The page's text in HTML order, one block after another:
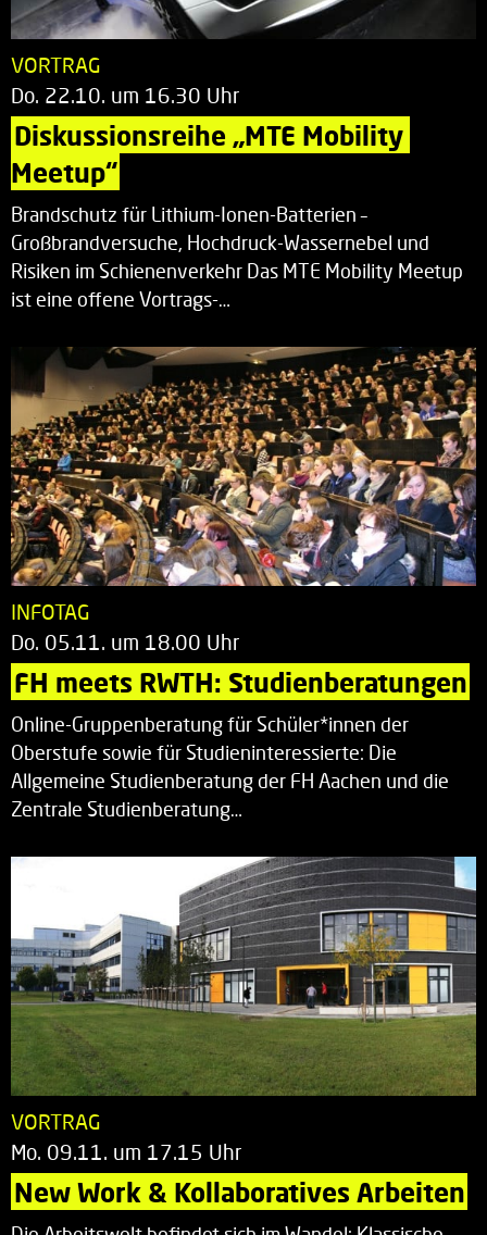
VORTRAG
Do. 22.10. um 16.30 Uhr
Diskussionsreihe „MTE Mobility
Meetup“
Brandschutz für Lithium-Ionen-Batterien –
Großbrandversuche, Hochdruck-Wassernebel und
Risiken im Schienenverkehr Das MTE Mobility Meetup
ist eine offene Vortrags-…
INFOTAG
Do. 05.11. um 18.00 Uhr
FH meets RWTH: Studienberatungen
Online-Gruppenberatung für Schüler*innen der
Oberstufe sowie für Studieninteressierte: Die
Allgemeine Studienberatung der FH Aachen und die
Zentrale Studienberatung…
VORTRAG
Mo. 09.11. um 17.15 Uhr
New Work & Kollaboratives Arbeiten